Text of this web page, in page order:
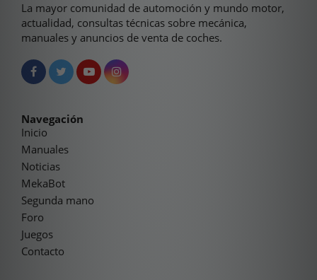
La mayor comunidad de automoción y mundo motor,
actualidad, consultas técnicas sobre mecánica,
manuales y anuncios de venta de coches.
Navegación
Inicio
Manuales
Noticias
MekaBot
Segunda mano
Foro
Juegos
Contacto